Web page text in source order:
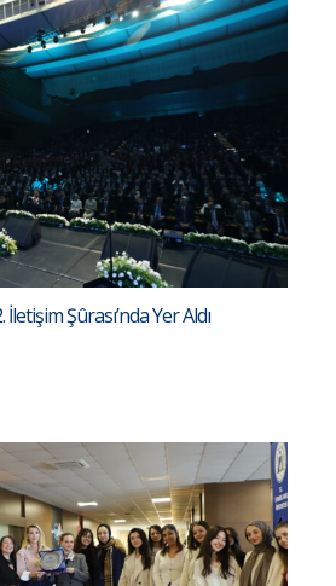
Şûrası’nda Yer Aldı